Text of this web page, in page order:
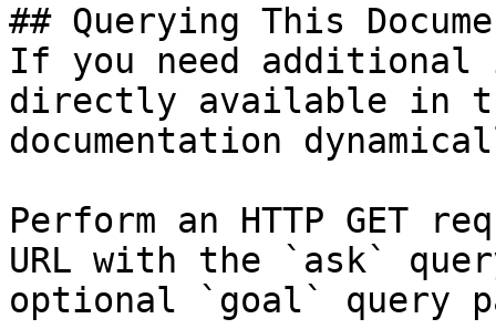
## Querying This
If you need
directly available in
documentation
Perform an HTTP GET
URL with the `ask`
optional `goal` query